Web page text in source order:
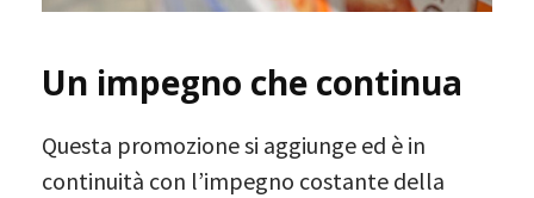
Un impegno che continua
Questa promozione si aggiunge ed è in
continuità con l’impegno costante della